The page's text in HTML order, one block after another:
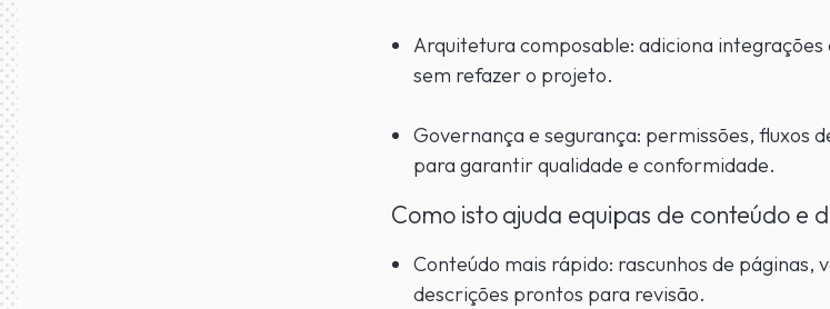
Arquitetura composable: adiciona integrações
sem refazer o projeto.
Governança e segurança: permissões, fluxos
para garantir qualidade e conformidade.
Como isto ajuda equipas de conteúdo e
Conteúdo mais rápido: rascunhos de páginas,
descrições prontos para revisão.